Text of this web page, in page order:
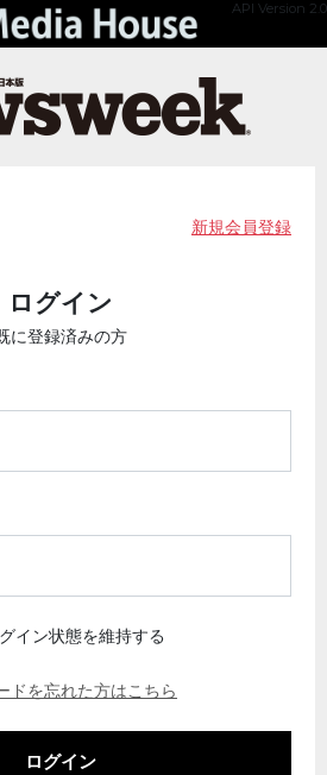
API Version 2.0
新規会員登録
ログイン
に登録済みの方
イン状態を維持する
ドを忘れた方はこちら
ログイン